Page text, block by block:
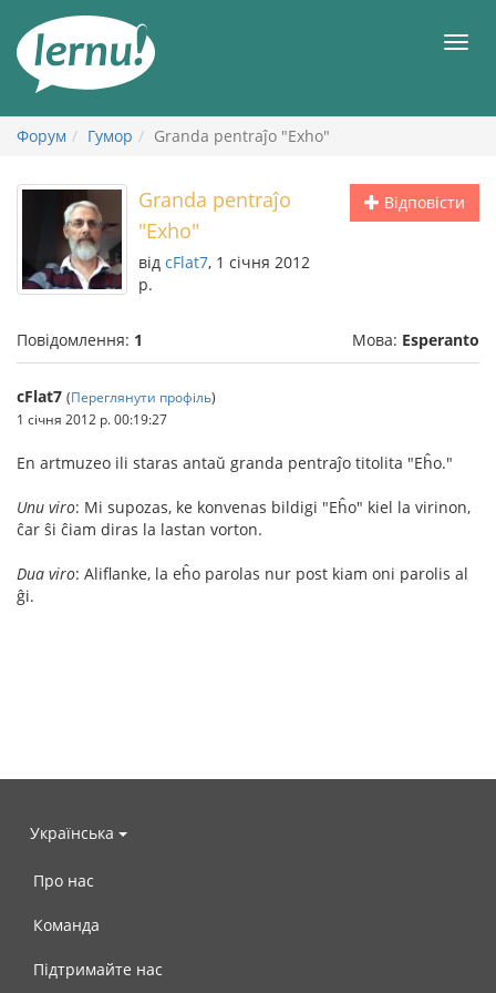
змісту
Форум Гумор Granda pentraĵo "Exho"
Відповісти
Granda pentraĵo
"Exho"
від cFlat7, 1 січня 2012
р.
Повідомлення: 1 Мова: Esperanto
cFlat7 (Переглянути профіль)
1 січня 2012 р. 00:19:27
En artmuzeo ili staras antaŭ granda pentraĵo titolita "Eĥo."
Unu viro: Mi supozas, ke konvenas bildigi "Eĥo" kiel la virinon,
ĉar ŝi ĉiam diras la lastan vorton.
Dua viro: Aliflanke, la eĥo parolas nur post kiam oni parolis al
ĝi.
Українська
Про нас
Команда
Підтримайте нас